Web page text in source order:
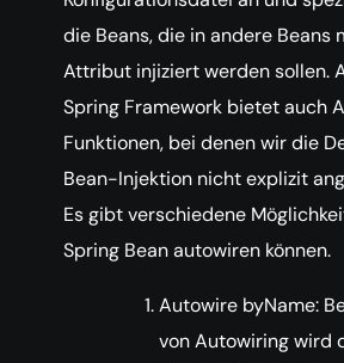
die Beans, die in andere Beans
Attribut injiziert werden sollen.
Spring Framework bietet auch
Funktionen, bei denen wir die
Bean-Injektion nicht explizit
Es gibt verschiedene
Spring Bean autowiren können.
Autowire byName:
von Autowiring wird